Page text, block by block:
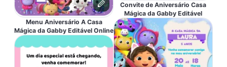
Menu Aniversário A Casa
Mágica da Gabby Editável Online
Convite de Aniversário Casa
Mágica da Gabby Editável